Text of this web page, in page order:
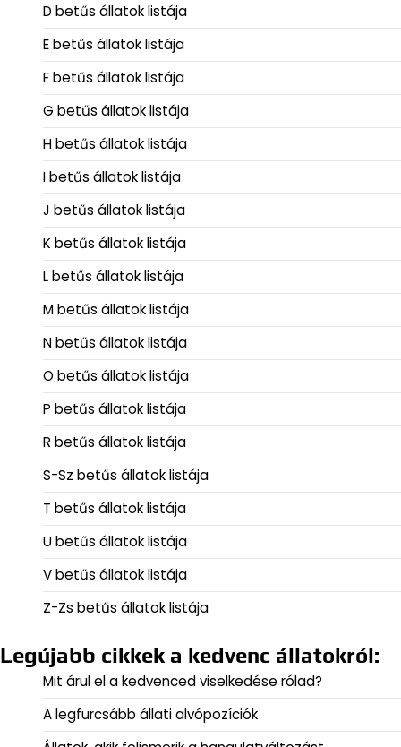
D betűs állatok listája
E betűs állatok listája
F betűs állatok listája
G betűs állatok listája
H betűs állatok listája
I betűs állatok listája
J betűs állatok listája
K betűs állatok listája
L betűs állatok listája
M betűs állatok listája
N betűs állatok listája
O betűs állatok listája
P betűs állatok listája
R betűs állatok listája
S-Sz betűs állatok listája
T betűs állatok listája
U betűs állatok listája
V betűs állatok listája
Z-Zs betűs állatok listája
Legújabb cikkek a kedvenc állatokról:
Mit árul el a kedvenced viselkedése rólad?
A legfurcsább állati alvópozíciók